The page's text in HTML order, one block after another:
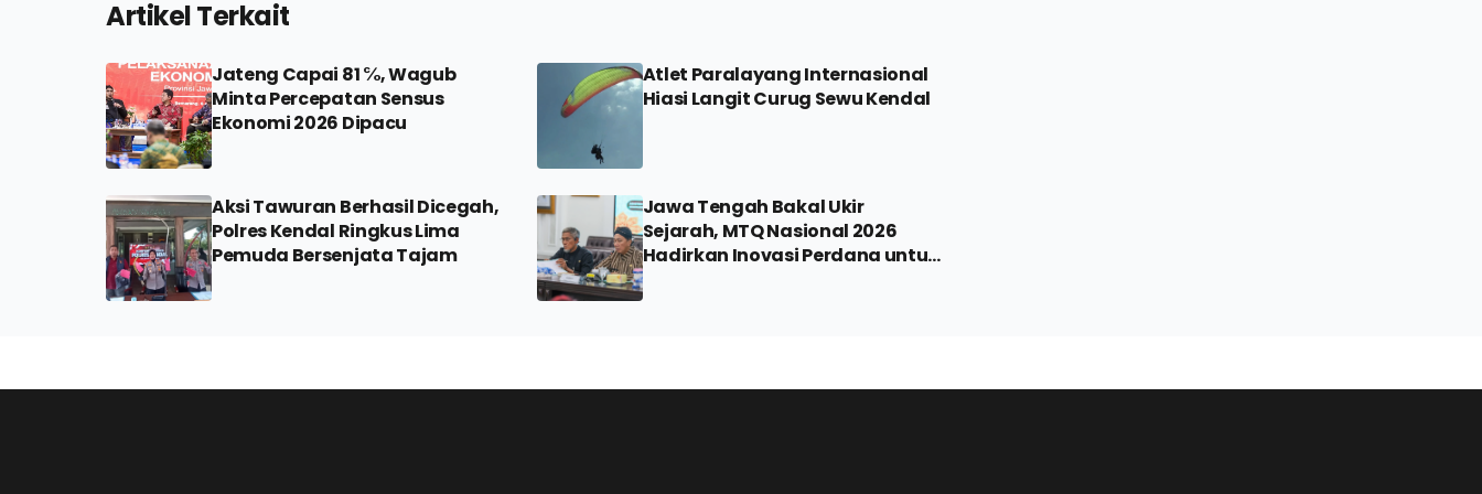
Artikel Terkait
Jateng Capai 81 ℅, Wagub
Minta Percepatan Sensus
Ekonomi 2026 Dipacu
Atlet Paralayang Internasional
Hiasi Langit Curug Sewu Kendal
Aksi Tawuran Berhasil Dicegah,
Polres Kendal Ringkus Lima
Pemuda Bersenjata Tajam
Jawa Tengah Bakal Ukir
Sejarah, MTQ Nasional 2026
Hadirkan Inovasi Perdana untuk
Disabilitas dan Dewan Hakim